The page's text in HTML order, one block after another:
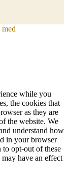
while you
the cookies that
as they are
the website. We
understand how
in your browser
opt-out of these
have an effect